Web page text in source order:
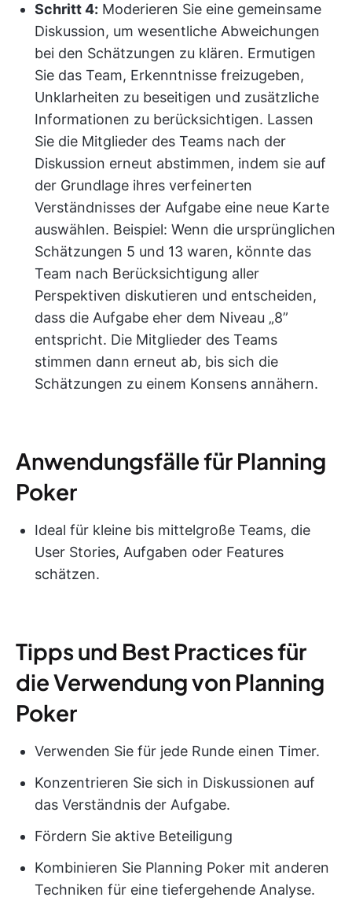
Schritt 4: Moderieren Sie eine gemeinsame
Diskussion, um wesentliche Abweichungen
bei den Schätzungen zu klären. Ermutigen
Sie das Team, Erkenntnisse freizugeben,
Unklarheiten zu beseitigen und zusätzliche
Informationen zu berücksichtigen. Lassen
Sie die Mitglieder des Teams nach der
Diskussion erneut abstimmen, indem sie auf
der Grundlage ihres verfeinerten
Verständnisses der Aufgabe eine neue Karte
auswählen. Beispiel: Wenn die ursprünglichen
Schätzungen 5 und 13 waren, könnte das
Team nach Berücksichtigung aller
Perspektiven diskutieren und entscheiden,
dass die Aufgabe eher dem Niveau „8”
entspricht. Die Mitglieder des Teams
stimmen dann erneut ab, bis sich die
Schätzungen zu einem Konsens annähern.
Anwendungsfälle für Planning
Poker
Ideal für kleine bis mittelgroße Teams, die
User Stories, Aufgaben oder Features
schätzen.
Tipps und Best Practices für
die Verwendung von Planning
Poker
Verwenden Sie für jede Runde einen Timer.
Konzentrieren Sie sich in Diskussionen auf
das Verständnis der Aufgabe.
Fördern Sie aktive Beteiligung
Kombinieren Sie Planning Poker mit anderen
Techniken für eine tiefergehende Analyse.